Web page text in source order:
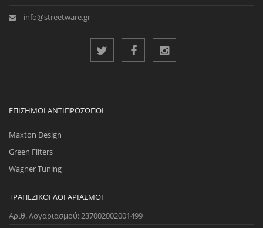
info@streetware.gr
ΕΠΊΣΗΜΟΙ ΑΝΤΙΠΡΌΣΩΠΟΙ
Maxton Design
Green Filters
Wagner Tuning
ΤΡΑΠΕΖΙΚΟΊ ΛΟΓΑΡΙΑΣΜΟΊ
Αριθ. Λογαριασμού: 237002002001499